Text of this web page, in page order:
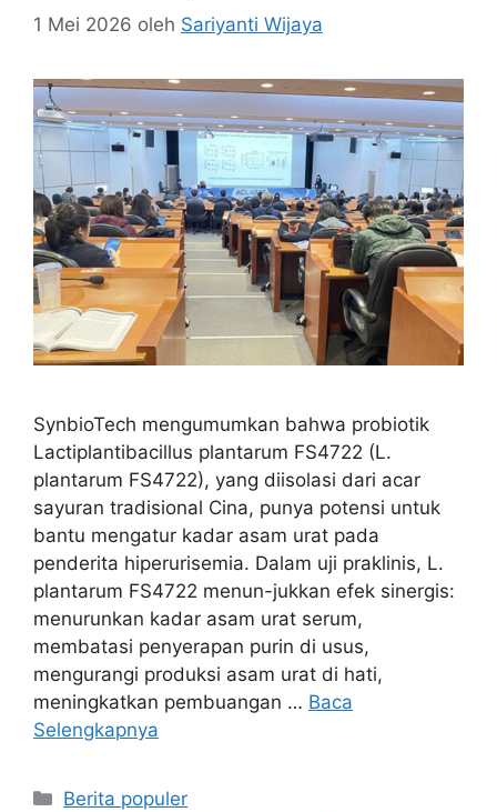
1 Mei 2026 oleh Sariyanti Wijaya
SynbioTech mengumumkan bahwa probiotik
Lactiplantibacillus plantarum FS4722 (L.
plantarum FS4722), yang diisolasi dari acar
sayuran tradisional Cina, punya potensi untuk
bantu mengatur kadar asam urat pada
penderita hiperurisemia. Dalam uji praklinis, L.
plantarum FS4722 menun-jukkan efek sinergis:
menurunkan kadar asam urat serum,
membatasi penyerapan purin di usus,
mengurangi produksi asam urat di hati,
meningkatkan pembuangan … Baca
Selengkapnya
Kategori
Berita populer